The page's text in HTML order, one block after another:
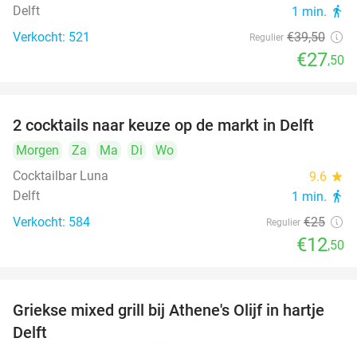
Delft 1 min. directions_walk
Verkocht: 521 Regulier €39,50
€27,50
50%
2 cocktails naar keuze op de markt in Delft
Morgen Za Ma Di
Wo
Cocktailbar Luna
9.6 star
Delft 1 min. directions_walk
Verkocht: 584 Regulier €25
€12,50
26%
Griekse mixed grill bij Athene's Olijf in hartje
Delft